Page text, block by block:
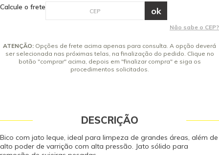
Calcule o frete
Não sabe o CEP?
ATENÇÃO: Opções de frete acima apenas para consulta. A opção deverá
ser selecionada nas próximas telas, na finalização do pedido. Clique no
botão "comprar" acima, depois em "finalizar compra" e siga os
procedimentos solicitados.
DESCRIÇÃO
Bico com jato leque, ideal para limpeza de grandes áreas, além de
alto poder de varrição com alta pressão. Jato sólido para